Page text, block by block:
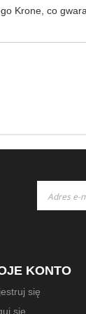
Krone, co
nasz
KONTO
się
się